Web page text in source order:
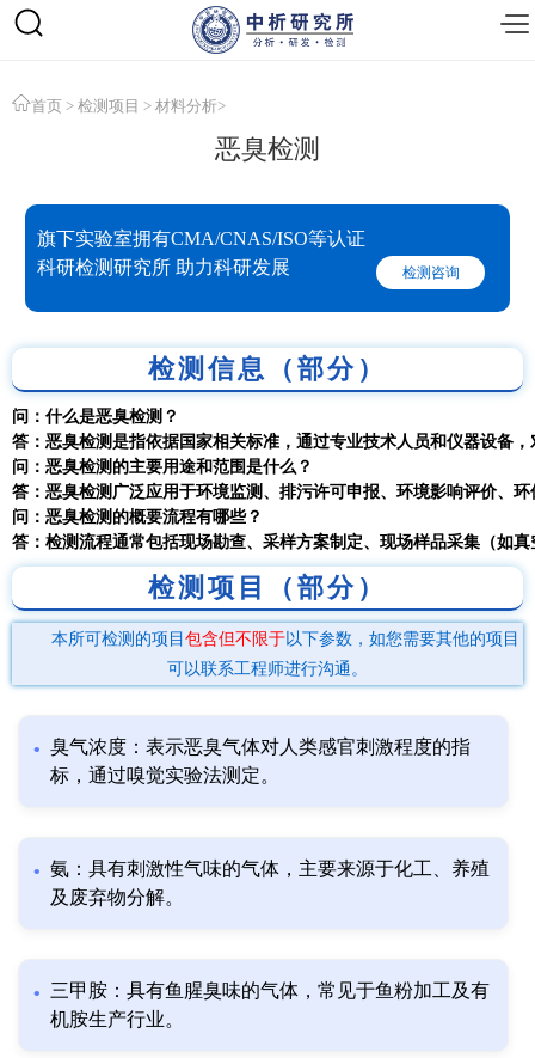
首页 > 检测项目 > 材料分析>
恶臭检测
旗下实验室拥有CMA/CNAS/ISO等认证
科研检测研究所 助力科研发展
检测咨询
检测信息（部分）
问：什么是恶臭检测？
答：恶臭检测是指依据国家相关标准，通过专业技术人员和仪器设备
问：恶臭检测的主要用途和范围是什么？
答：恶臭检测广泛应用于环境监测、排污许可申报、环境影响评价、
问：恶臭检测的概要流程有哪些？
答：检测流程通常包括现场勘查、采样方案制定、现场样品采集（如
检测项目（部分）
本所可检测的项目 包含但不限于以下参数，如您需要其他的项目
可以联系工程师进行沟通。
臭气浓度：表示恶臭气体对人类感官刺激程度的指
标，通过嗅觉实验法测定。
氨：具有刺激性气味的气体，主要来源于化工、养殖
及废弃物分解。
三甲胺：具有鱼腥臭味的气体，常见于鱼粉加工及有
机胺生产行业。